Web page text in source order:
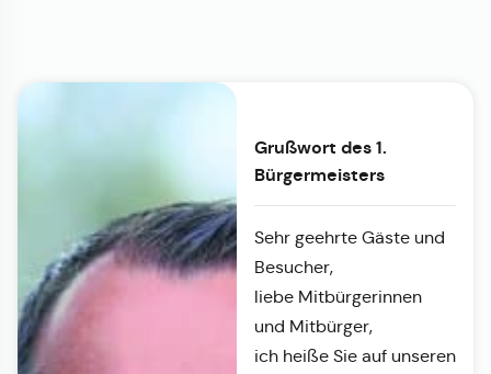
Grußwort des 1.
Bürgermeisters
Sehr geehrte Gäste und
Besucher,
liebe Mitbürgerinnen
und Mitbürger,
ich heiße Sie auf unseren